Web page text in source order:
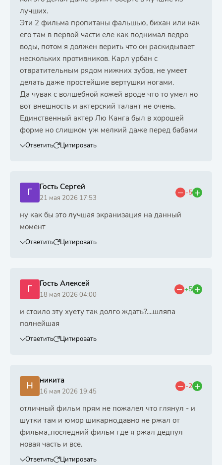
лучших.
Эти 2 фильма пропитаны фальшью, бихан или как
его там в первой части еле как поднимал ведро
воды, потом я должен верить что он раскидывает
нескольких противников. Карл урбан с
отвратительным рядом нижних зубов, не умеет
делать даже простейшие вертушки ногами.
Да чувак с волшебной кожей вроде что то умел но
вот внешность и актерский талант не очень.
Единственный актер Лю Канга был в хорошей
форме но слишком уж мелкий даже перед бабами
Ответить Цитировать
Г Гость Сергей
21 мая 2026 17:53
-5
ну как бы это лучшая экранизация на данный
момент
Ответить Цитировать
Г Гость Алексей
18 мая 2026 04:00
+5
и стоило эту хуету так долго ждать?....шляпа
полнейшая
Ответить Цитировать
Н никита
16 мая 2026 19:45
-2
отличный фильм прям не пожалел что глянул - и
шутки там и юмор шикарно,давно не ржал от
фильма,,последний фильм где я ржал дедпул
новая часть и все.
Ответить Цитировать